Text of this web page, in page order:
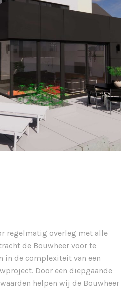
regelmatig overleg met alle
de Bouwheer voor te
in de complexiteit van een
Door een diepgaande
helpen wij de Bouwheer